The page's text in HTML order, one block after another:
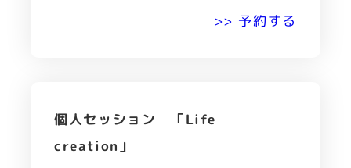
>> 予約する
個人セッション 「Life
creation」